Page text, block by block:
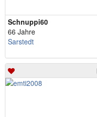
Schnuppi60
66 Jahre
Sarstedt